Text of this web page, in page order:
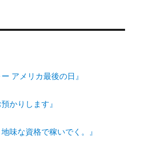
アメリカ最後の日』
かりします』
味な資格で稼いでく。』